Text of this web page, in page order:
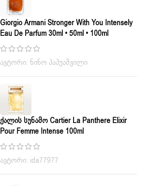
Giorgio Armani Stronger With You Intensely
Eau De Parfum 30ml • 50ml • 100ml
ავტორი: ნინო პაპუაშვილი
Ქალის Სუნამო Cartier La Panthere Elixir
Pour Femme Intense 100ml
ავტორი: ida77977